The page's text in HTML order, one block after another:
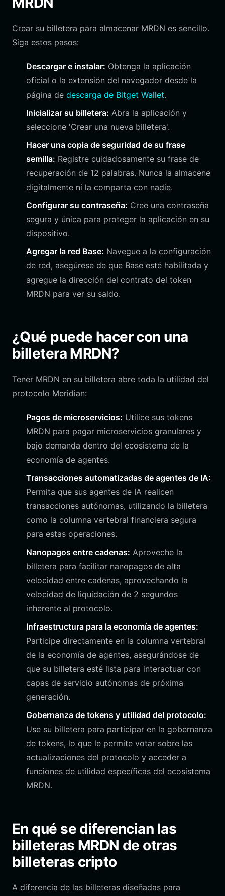
Crear su billetera para almacenar MRDN es sencillo.
Siga estos pasos:
Descargar e instalar: Obtenga la aplicación
oficial o la extensión del navegador desde la
página de descarga de Bitget Wallet.
Inicializar su billetera: Abra la aplicación y
seleccione 'Crear una nueva billetera'.
Hacer una copia de seguridad de su frase
semilla: Registre cuidadosamente su frase de
recuperación de 12 palabras. Nunca la almacene
digitalmente ni la comparta con nadie.
Configurar su contraseña: Cree una contraseña
segura y única para proteger la aplicación en su
dispositivo.
Agregar la red Base: Navegue a la configuración
de red, asegúrese de que Base esté habilitada y
agregue la dirección del contrato del token
MRDN para ver su saldo.
¿Qué puede hacer con una
billetera MRDN?
Tener MRDN en su billetera abre toda la utilidad del
protocolo Meridian:
Pagos de microservicios: Utilice sus tokens
MRDN para pagar microservicios granulares y
bajo demanda dentro del ecosistema de la
economía de agentes.
Transacciones automatizadas de agentes de IA:
Permita que sus agentes de IA realicen
transacciones autónomas, utilizando la billetera
como la columna vertebral financiera segura
para estas operaciones.
Nanopagos entre cadenas: Aproveche la
billetera para facilitar nanopagos de alta
velocidad entre cadenas, aprovechando la
velocidad de liquidación de 2 segundos
inherente al protocolo.
Infraestructura para la economía de agentes:
Participe directamente en la columna vertebral
de la economía de agentes, asegurándose de
que su billetera esté lista para interactuar con
capas de servicio autónomas de próxima
generación.
Gobernanza de tokens y utilidad del protocolo:
Use su billetera para participar en la gobernanza
de tokens, lo que le permite votar sobre las
actualizaciones del protocolo y acceder a
funciones de utilidad específicas del ecosistema
MRDN.
En qué se diferencian las
billeteras MRDN de otras
billeteras cripto
A diferencia de las billeteras diseñadas para